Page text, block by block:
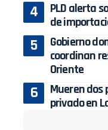
PLD alerta
de
Gobierno
coordinan
Oriente
Mueren dos
privado en